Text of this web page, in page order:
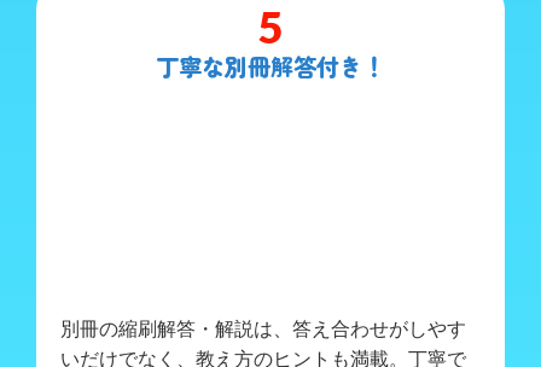
5
丁寧な別冊解答付き！
別冊の縮刷解答・解説は、答え合わせがしやす
いだけでなく、教え方のヒントも満載。丁寧で